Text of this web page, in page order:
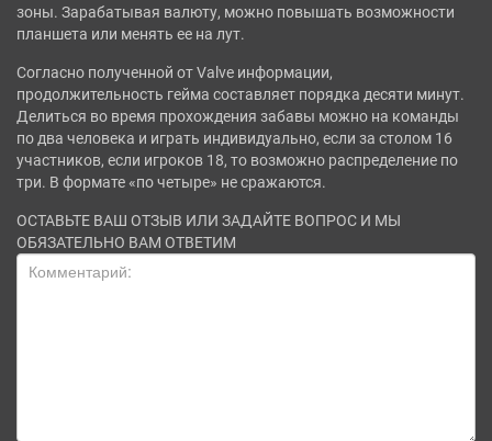
зоны. Зарабатывая валюту, можно повышать возможности
планшета или менять ее на лут.
Согласно полученной от Valve информации,
продолжительность гейма составляет порядка десяти минут.
Делиться во время прохождения забавы можно на команды
по два человека и играть индивидуально, если за столом 16
участников, если игроков 18, то возможно распределение по
три. В формате «по четыре» не сражаются.
ОСТАВЬТЕ ВАШ ОТЗЫВ ИЛИ ЗАДАЙТЕ ВОПРОС И МЫ
ОБЯЗАТЕЛЬНО ВАМ ОТВЕТИМ